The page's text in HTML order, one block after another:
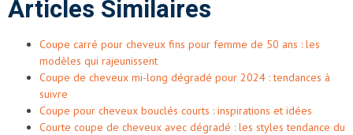
Articles Similaires
Coupe carré pour cheveux fins pour femme de 50 ans : les
modèles qui rajeunissent
Coupe de cheveux mi-long dégradé pour 2024 : tendances à
suivre
Coupe pour cheveux bouclés courts : inspirations et idées
Courte coupe de cheveux avec dégradé : les styles tendance du